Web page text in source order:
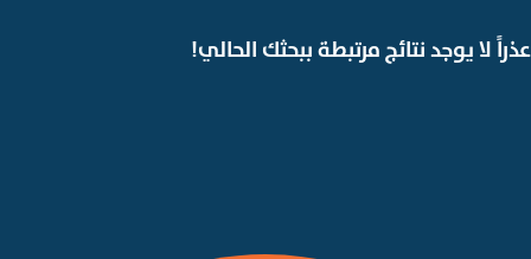
عذراً لا يوجد نتائج مرتبطة ببحثك الحالي!